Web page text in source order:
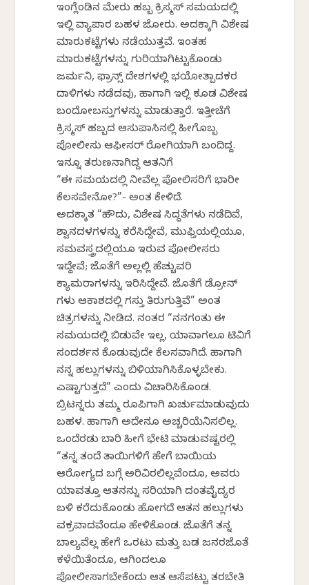
ಇಂಗ್ಲೆಂಡಿನ ಮೇರು ಹಬ್ಬ ಕ್ರಿಸ್ಮಸ್ ಸಮಯದಲ್ಲಿ
ಇಲ್ಲಿ ವ್ಯಾಪಾರ ಬಹಳ ಜೋರು. ಅದಕ್ಕಾಗಿ ವಿಶೇಷ
ಮಾರುಕಟ್ಟೆಗಳು ನಡೆಯುತ್ತವೆ. ಇಂತಹ
ಮಾರುಕಟ್ಟೆಗಳನ್ನು ಗುರಿಯಾಗಿಟ್ಟುಕೊಂಡು
ಜರ್ಮನಿ, ಫ್ರಾನ್ಸ್ ದೇಶಗಳಲ್ಲಿ ಭಯೋತ್ಪಾದಕರ
ದಾಳಿಗಳು ನಡೆದವು, ಹಾಗಾಗಿ ಇಲ್ಲಿ ಕೂಡ ವಿಶೇಷ
ಬಂದೋಬಸ್ತುಗಳನ್ನು ಮಾಡುತ್ತಾರೆ. ಇತ್ತೀಚೆಗೆ
ಕ್ರಿಸ್ಮಸ್ ಹಬ್ಬದ ಆಸುಪಾಸಿನಲ್ಲಿ ಹೀಗೊಬ್ಬ
ಪೋಲೀಸು ಆಫೀಸರ್ ರೋಗಿಯಾಗಿ ಬಂದಿದ್ದ.
ಇನ್ನೂ ತರುಣನಾಗಿದ್ದ ಆತನಿಗೆ
“ಈ ಸಮಯದಲ್ಲಿ ನೀವೆಲ್ಲ ಪೋಲಿಸರಿಗೆ ಭಾರೀ
ಕೆಲಸವೇನೋ?”- ಅಂತ ಕೇಳಿದೆ.
ಅದಕ್ಕಾತ “ಹೌದು, ವಿಶೇಷ ಸಿದ್ಧತೆಗಳು ನಡೆದಿವೆ,
ಶ್ವಾನದಳಗಳನ್ನು ಕರೆಸಿದ್ದೇವೆ, ಮುಫ್ತಿಯಲ್ಲಿಯೂ,
ಸಮವಸ್ತ್ರದಲ್ಲಿಯೂ ಇರುವ ಪೋಲೀಸರು
ಇದ್ದೇವೆ; ಜೊತೆಗೆ ಅಲ್ಲಲ್ಲಿ ಹೆಚ್ಚುವರಿ
ಕ್ಯಾಮರಾಗಳನ್ನು ಇರಿಸಿದ್ದೇವೆ. ಜೊತೆಗೆ ಡ್ರೋನ್
ಗಳು ಆಕಾಶದಲ್ಲಿ ಗಸ್ತು ತಿರುಗುತ್ತಿವೆ” ಅಂತ
ಚಿತ್ರಗಳನ್ನು ನೀಡಿದ. ನಂತರ “ನನಗಂತು ಈ
ಸಮಯದಲ್ಲಿ ಬಿಡುವೇ ಇಲ್ಲ, ಯಾವಾಗಲೂ ಟಿವಿಗೆ
ಸಂದರ್ಶನ ಕೊಡುವುದೇ ಕೆಲಸವಾಗಿದೆ. ಹಾಗಾಗಿ
ನನ್ನ ಹಲ್ಲುಗಳನ್ನು ಬಿಳಿಯಾಗಿಸಿಕೊಳ್ಳಬೇಕು.
ಎಷ್ಟಾಗುತ್ತದೆ” ಎಂದು ವಿಚಾರಿಸಿಕೊಂಡ.
ಬ್ರಿಟನ್ನರು ತಮ್ಮ ರೂಪಿಗಾಗಿ ಖರ್ಚುಮಾಡುವುದು
ಬಹಳ. ಹಾಗಾಗಿ ಅದೇನೂ ಅಚ್ಚರಿಯೆನಿಸಲಿಲ್ಲ.
ಒಂದೆರಡು ಬಾರಿ ಹೀಗೆ ಭೇಟಿ ಮಾಡುವಷ್ಟರಲ್ಲಿ
“ತನ್ನ ತಂದೆ ತಾಯಿಗಳಿಗೆ ಹೇಗೆ ಬಾಯಿಯ
ಆರೋಗ್ಯದ ಬಗ್ಗೆ ಅರಿವಿರಲಿಲ್ಲವೆಂದೂ, ಅವರು
ಯಾವತ್ತೂ ಆತನನ್ನು ಸರಿಯಾಗಿ ದಂತವೈದ್ಯರ
ಬಳಿ ಕರೆದುಕೊಂಡು ಹೋಗದೆ ಆತನ ಹಲ್ಲುಗಳು
ವಕ್ರವಾದವೆಂದೂ ಹೇಳಿಕೊಂಡ. ಜೊತೆಗೆ ತನ್ನ
ಬಾಲ್ಯವೆಲ್ಲ ಹೇಗೆ ಒರಟು ಮತ್ತು ಬಡ ಜನರಜೊತೆ
ಕಳೆಯಿತೆಂದೂ, ಆಗಿಂದಲೂ
ಪೋಲೀಸಾಗಬೇಕೆಂದು ಆತ ಆಸೆಪಟ್ಟು ತರಬೇತಿ